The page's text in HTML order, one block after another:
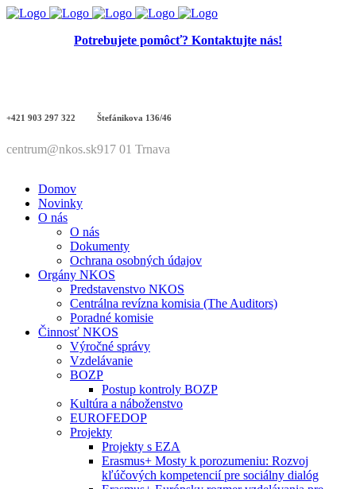
Potrebujete pomôcť? Kontaktujte nás!
+421 903 297 322
centrum@nkos.sk
Štefánikova 136/46
917 01 Trnava
Domov
Novinky
O nás
O nás
Dokumenty
Ochrana osobných údajov
Orgány NKOS
Predstavenstvo NKOS
Centrálna revízna komisia (The Auditors)
Poradné komisie
Činnosť NKOS
Výročné správy
Vzdelávanie
BOZP
Postup kontroly BOZP
Kultúra a náboženstvo
EUROFEDOP
Projekty
Projekty s EZA
Erasmus+ Mosty k porozumeniu: Rozvoj
kľúčových kompetencií pre sociálny dialóg